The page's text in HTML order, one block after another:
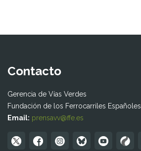
Contacto
Gerencia de Vías Verdes
Fundación de los Ferrocarriles Españoles
Email: prensavv@ffe.es